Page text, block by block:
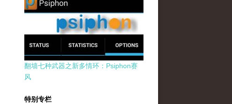
翻墙七种武器之新多情环：Psiphon赛
风
特别专栏